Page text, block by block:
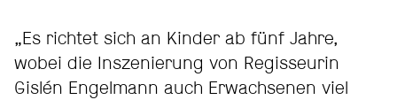
„Es richtet sich an Kinder ab fünf Jahre,
wobei die Inszenierung von Regisseurin
Gislén Engelmann auch Erwachsenen viel